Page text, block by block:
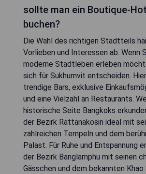
sollte man ein Boutique-
buchen?
Die Wahl des richtigen Stadtteils
Vorlieben und Interessen ab. Wenn
moderne Stadtleben erleben
sich für Sukhumvit entscheiden.
trendige Bars, exklusive
und eine Vielzahl an Restaurants.
historische Seite Bangkoks
der Bezirk Rattanakosin ideal mit
zahlreichen Tempeln und dem
Palast. Für Ruhe und Entspannung
der Bezirk Banglamphu mit seinen
Gässchen und dem bekannten Khao